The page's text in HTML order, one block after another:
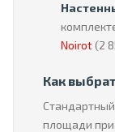
Noirot(2
Как
Стандартный
площади при